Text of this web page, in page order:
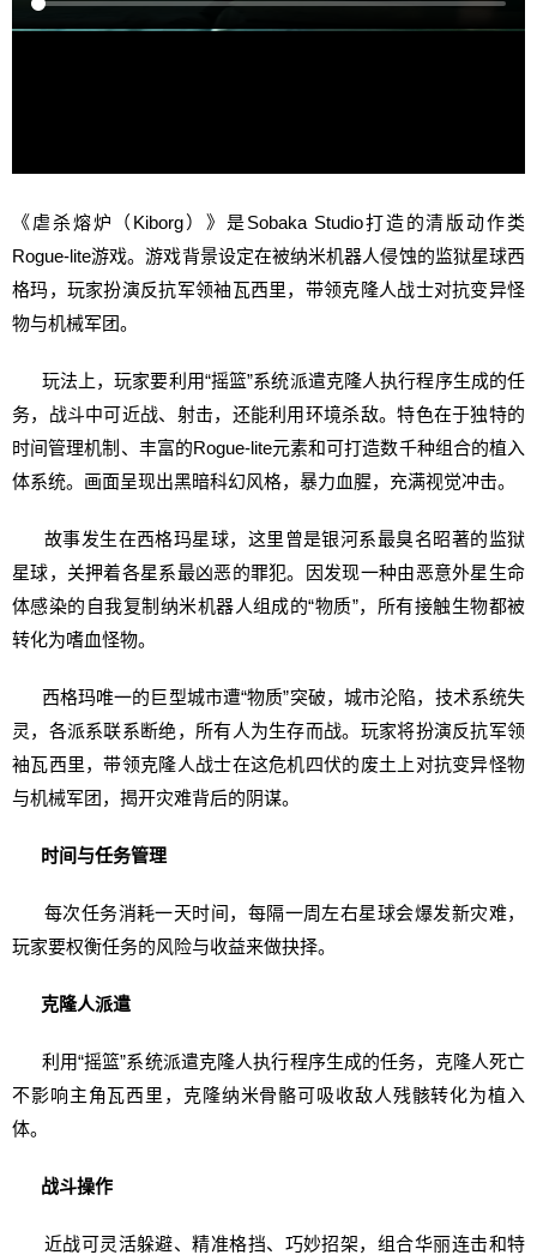
《虐杀熔炉（Kiborg）》是Sobaka Studio打造的清版动作类
Rogue-lite游戏。游戏背景设定在被纳米机器人侵蚀的监狱星球西
格玛，玩家扮演反抗军领袖瓦西里，带领克隆人战士对抗变异怪
物与机械军团。
玩法上，玩家要利用“摇篮”系统派遣克隆人执行程序生成的任
务，战斗中可近战、射击，还能利用环境杀敌。特色在于独特的
时间管理机制、丰富的Rogue-lite元素和可打造数千种组合的植入
体系统。画面呈现出黑暗科幻风格，暴力血腥，充满视觉冲击。
故事发生在西格玛星球，这里曾是银河系最臭名昭著的监狱
星球，关押着各星系最凶恶的罪犯。因发现一种由恶意外星生命
体感染的自我复制纳米机器人组成的“物质”，所有接触生物都被
转化为嗜血怪物。
西格玛唯一的巨型城市遭“物质”突破，城市沦陷，技术系统失
灵，各派系联系断绝，所有人为生存而战。玩家将扮演反抗军领
袖瓦西里，带领克隆人战士在这危机四伏的废土上对抗变异怪物
与机械军团，揭开灾难背后的阴谋。
时间与任务管理
每次任务消耗一天时间，每隔一周左右星球会爆发新灾难，
玩家要权衡任务的风险与收益来做抉择。
克隆人派遣
利用“摇篮”系统派遣克隆人执行程序生成的任务，克隆人死亡
不影响主角瓦西里，克隆纳米骨骼可吸收敌人残骸转化为植入
体。
战斗操作
近战可灵活躲避、精准格挡、巧妙招架，组合华丽连击和特